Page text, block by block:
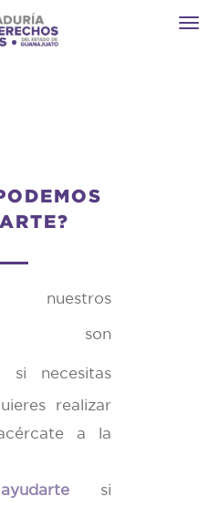
son
, si necesitas
realizar
a la
si